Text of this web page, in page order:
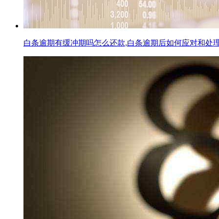
白条逾期有缓冲期吗怎么还款,白条逾期后如何应对和处